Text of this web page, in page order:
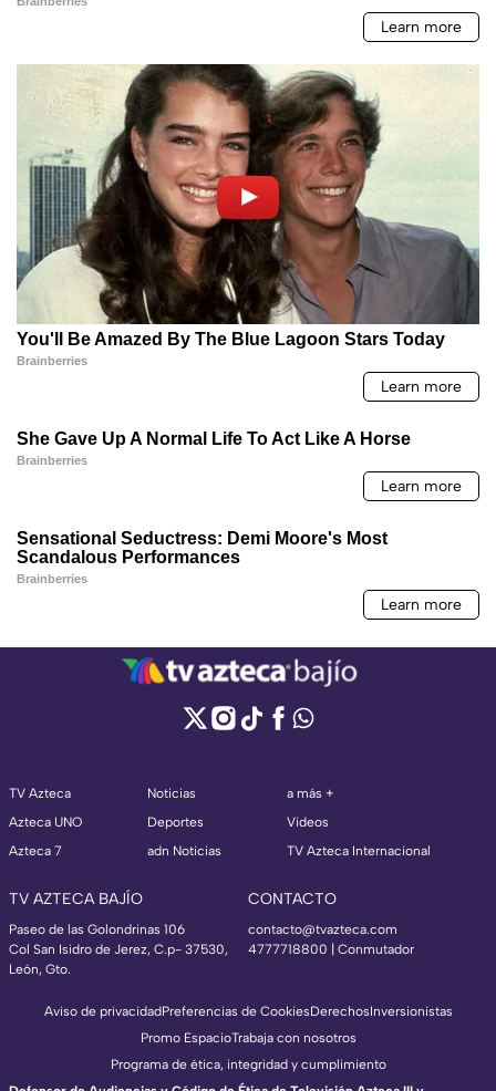
TV Azteca
Azteca UNO
Azteca 7
Noticias
Deportes
adn Noticias
a más +
Videos
TV Azteca Internacional
TV AZTECA BAJÍO
Paseo de las Golondrinas 106
Col San Isidro de Jerez, C.p- 37530,
León, Gto.
CONTACTO
contacto@tvazteca.com
4777718800 | Conmutador
Aviso de privacidadPreferencias de CookiesDerechosInversionistas
Promo EspacioTrabaja con nosotros
Programa de ética, integridad y cumplimiento